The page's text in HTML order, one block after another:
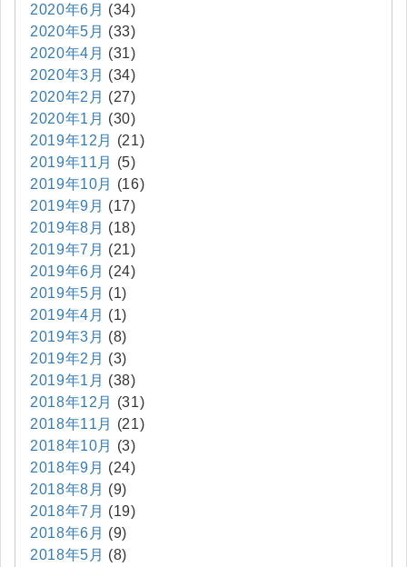
2020年6月 (34)
2020年5月 (33)
2020年4月 (31)
2020年3月 (34)
2020年2月 (27)
2020年1月 (30)
2019年12月
(21)
2019年11月
(5)
2019年10月
(16)
2019年9月 (17)
2019年8月 (18)
2019年7月 (21)
2019年6月 (24)
2019年5月 (1)
2019年4月 (1)
2019年3月 (8)
2019年2月 (3)
2019年1月 (38)
2018年12月
(31)
2018年11月
(21)
2018年10月
(3)
2018年9月 (24)
2018年8月 (9)
2018年7月 (19)
2018年6月 (9)
2018年5月 (8)